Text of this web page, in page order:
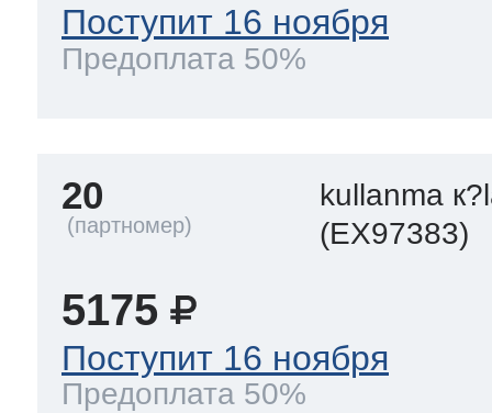
Поступит 16 ноября
Предоплата 50%
20
kullanma
(EX97383)
5175
Поступит 16 ноября
Предоплата 50%